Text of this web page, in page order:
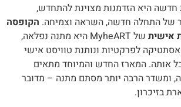
היא הזדמנות מצוינת להתחדש,
של התחלה חדשה, השראה וצמיחה. הקופסה
אישית
של MyheART היא מתנה נפלאה,
לפרקטיות ונותנת טוויסט אישי
אותה. המארז החדש והמיוחד מתאים
ומשדר הרבה יותר מסתם מתנה – מדובר
בזיכרון.